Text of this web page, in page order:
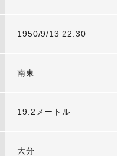
1950/9/13 22:30
南東
19.2メートル
大分